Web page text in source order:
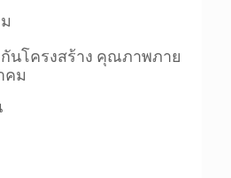
นโครงสร้าง คุณภาพภาย
คม